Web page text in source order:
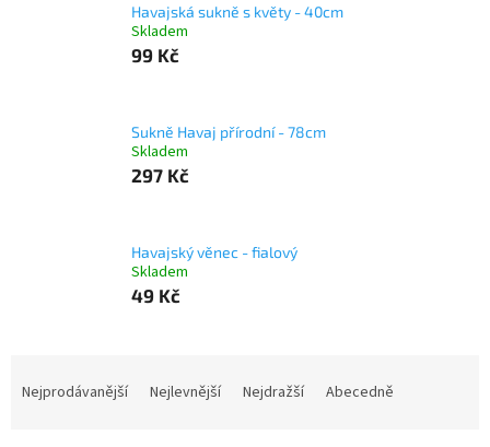
Havajská sukně s květy - 40cm
Skladem
99 Kč
Sukně Havaj přírodní - 78cm
Skladem
297 Kč
Havajský věnec - fialový
Skladem
49 Kč
Nejprodávanější Nejlevnější Nejdražší Abecedně